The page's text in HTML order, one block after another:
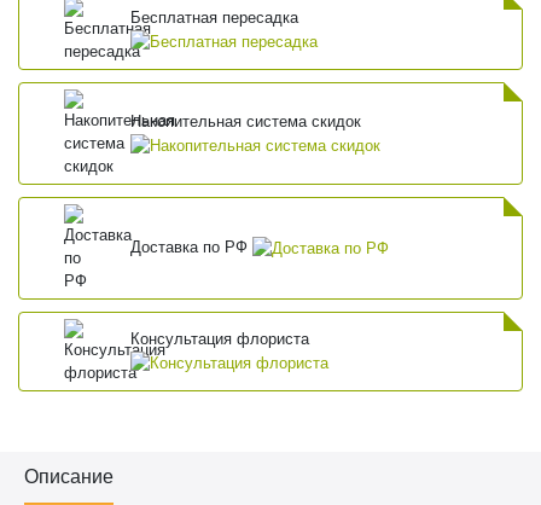
Бесплатная пересадка
Накопительная система скидок
Доставка по РФ
Консультация флориста
Описание